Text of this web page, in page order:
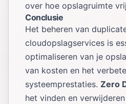
over hoe opslagruimte
Conclusie
Het beheren van
cloudopslagservices is
optimaliseren van je
van kosten en het
systeemprestaties. Zero
het vinden en